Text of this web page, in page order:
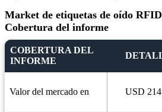
Market de etiquetas de oído
Cobertura del informe
COBERTURA DEL
INFORME
Valor del mercado en USD